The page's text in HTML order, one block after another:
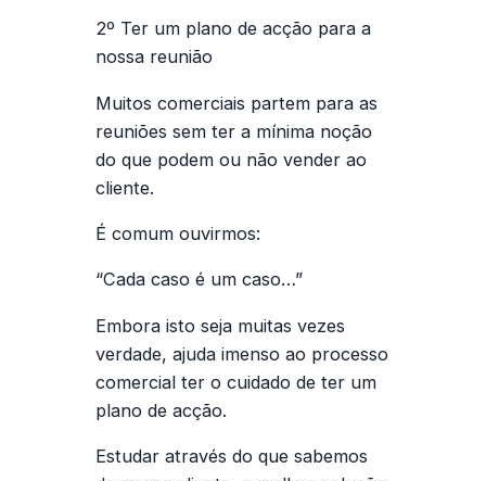
2º Ter um plano de acção para a
nossa reunião
Muitos comerciais partem para as
reuniões sem ter a mínima noção
do que podem ou não vender ao
cliente.
É comum ouvirmos:
“Cada caso é um caso…”
Embora isto seja muitas vezes
verdade, ajuda imenso ao processo
comercial ter o cuidado de ter um
plano de acção.
Estudar através do que sabemos